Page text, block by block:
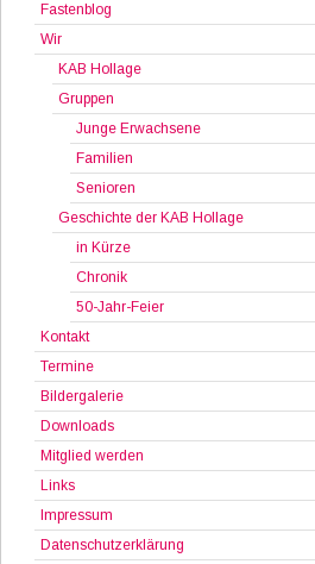
Fastenblog
Wir
KAB Hollage
Gruppen
Junge Erwachsene
Familien
Senioren
Geschichte der KAB Hollage
in Kürze
Chronik
50-Jahr-Feier
Kontakt
Termine
Bildergalerie
Downloads
Mitglied werden
Links
Impressum
Datenschutzerklärung